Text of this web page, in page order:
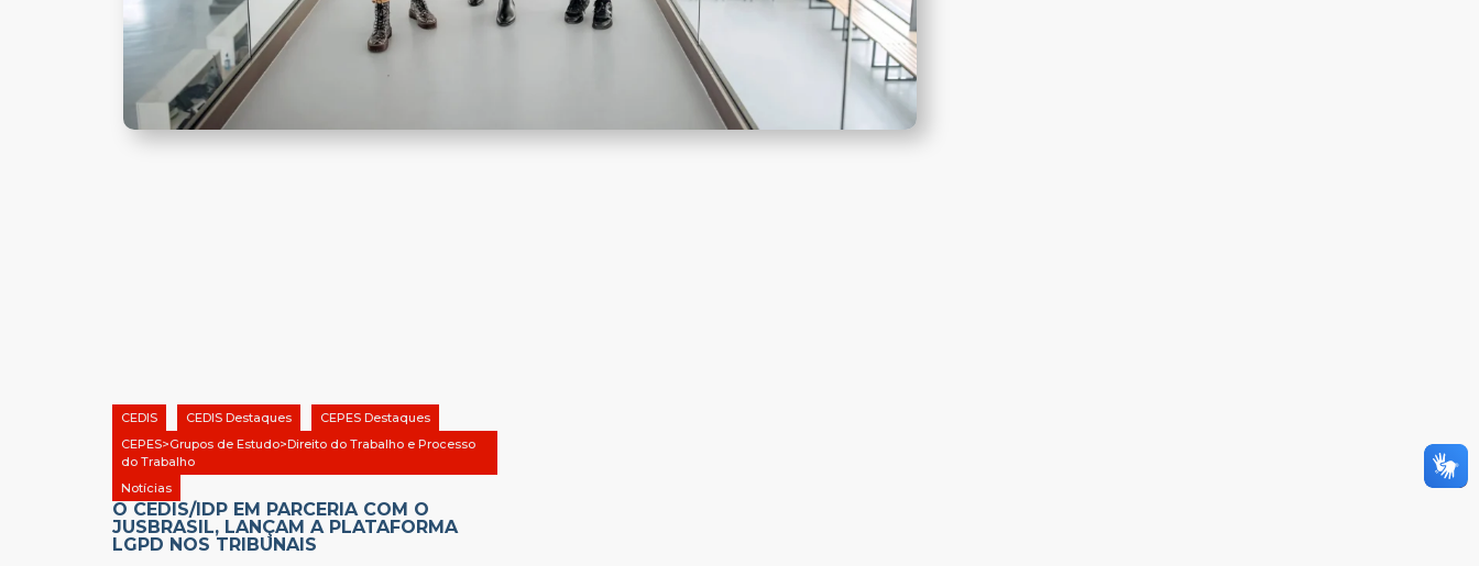
CEDIS CEDIS Destaques
CEPES Destaques
CEPES>Grupos de Estudo>Direito do Trabalho e Processo
do Trabalho
Notícias
O CEDIS/IDP EM PARCERIA COM O
JUSBRASIL, LANÇAM A PLATAFORMA
LGPD NOS TRIBUNAIS